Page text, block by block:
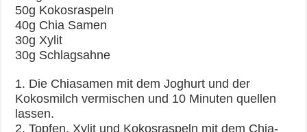
50g Kokosraspeln
40g Chia Samen
30g Xylit
30g Schlagsahne
1. Die Chiasamen mit dem Joghurt und der
Kokosmilch vermischen und 10 Minuten quellen
lassen.
2. Topfen, Xylit und Kokosraspeln mit dem Chia-